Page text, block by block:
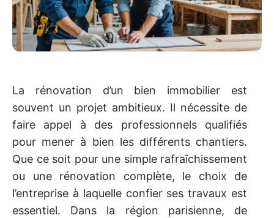
La rénovation d’un bien immobilier est
souvent un projet ambitieux. Il nécessite de
faire appel à des professionnels qualifiés
pour mener à bien les différents chantiers.
Que ce soit pour une simple rafraîchissement
ou une rénovation complète, le choix de
l’entreprise à laquelle confier ses travaux est
essentiel. Dans la région parisienne, de